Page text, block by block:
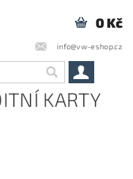
info@vw-eshop.cz
0 Kč
KARTY